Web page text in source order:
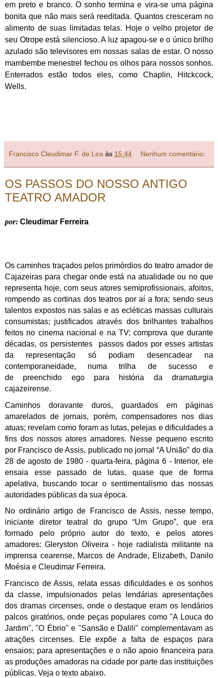
em preto e branco. O sonho termina e vira-se uma página
bonita que não mais será reeditada. Quantos cresceram no
alimento de suas limitadas telas. Hoje o velho projetor de
seu Otrope está silencioso. A luz apagou-se e o único brilho
azulado são televisores em nossas salas de estar. O nosso
mambembe menestrel fechou os olhos para nossos sonhos.
Enterrados estão todos eles, como Chaplin, Hitckcock,
Wells.
Francisco Cleudimar F. de Lira às 15:44 Nenhum comentário:
OS PASSOS DO NOSSO ANTIGO
TEATRO AMADOR
por: Cleudimar Ferreira
Os caminhos traçados pelos primórdios do teatro amador de
Cajazeiras para chegar onde está na atualidade ou no que
representa hoje, com seus atores semiprofissionais, afoitos,
rompendo as cortinas dos teatros por aí a fora; sendo seus
talentos expostos nas salas e as ecléticas massas culturais
consumistas; justificados através dos brilhantes trabalhos
feitos no cinema nacional e na TV; comprova que durante
décadas, os persistentes
passos dados por esses artistas
da representação só podiam desencadear na
contemporaneidade, numa trilha de sucesso e
de preenchido ego para história da dramaturgia
cajazeirense.
Caminhos doravante duros, guardados em páginas
amarelados de jornais, porém, compensadores nos dias
atuas; revelam como foram as lutas, pelejas e dificuldades a
fins dos nossos atores amadores. Nesse pequeno escrito
por Francisco de Assis, publicado no jornal “A União” do dia
28 de agosto de 1980 - quarta-feira, página 6 - Interior, ele
ensaia esse passado de lutas, quase que de forma
apelativa, buscando tocar o sentimentalismo das nossas
autoridades públicas da sua época.
No ordinário artigo de Francisco de Assis, nesse tempo,
iniciante diretor teatral do grupo “Um Grupo”, que era
formado pelo próprio autor do texto, e pelos atores
amadores: Gleryston Oliveira - hoje radialista militante na
imprensa cearense, Marcos de Andrade, Elizabeth, Danilo
Moésia e Cleudimar Ferreira.
Francisco de Assis, relata essas dificuldades e os sonhos
da classe, impulsionados pelas lendárias apresentações
dos dramas circenses, onde o destaque eram os lendários
palcos giratórios, onde peças populares como "A Louca do
Jardim", "O Ébrio" e "Sansão e Dalili" complementavam as
atrações circenses. Ele expõe a falta de espaços para
ensaios; para apresentações e o não apoio financeira para
as produções amadoras na cidade por parte das instituições
públicas. Veja o texto abaixo.